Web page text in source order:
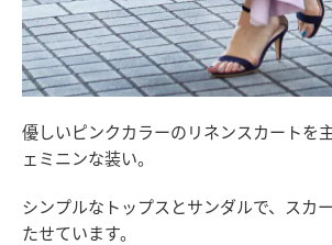
優しいピンクカラーのリネンスカートを
ェミニンな装い。
シンプルなトップスとサンダルで、スカ
たせています。